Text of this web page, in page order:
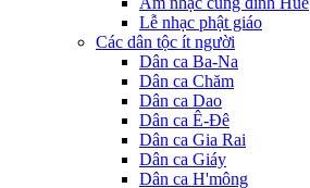
Lễ nhạc phật giáo
Các dân tộc ít người
Dân ca Ba-Na
Dân ca Chăm
Dân ca Dao
Dân ca Ê-Đê
Dân ca Gia Rai
Dân ca Giáy
Dân ca H'mông